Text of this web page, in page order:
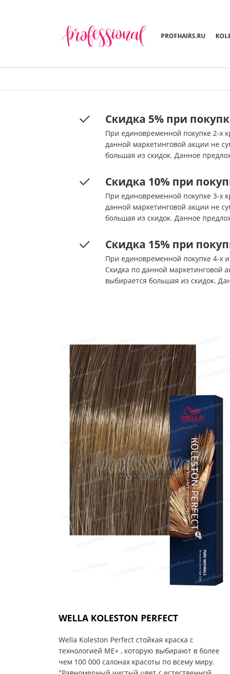
PROFHAIRS.RU
Скидка 5% при
При единовременной покупке 2-х
данной маркетинговой акции не
большая из скидок. Данное
Скидка 10% при
При единовременной покупке 3-х
данной маркетинговой акции не
большая из скидок. Данное
Скидка 15% при
При единовременной покупке 4-х
Скидка по данной маркетинговой
выбирается большая из скидок.
WELLA KOLESTON PERFECT
Wella Koleston Perfect стойкая краска с
технологией ME+ , которую выбирают в более
чем 100 000 салонах красоты по всему миру.